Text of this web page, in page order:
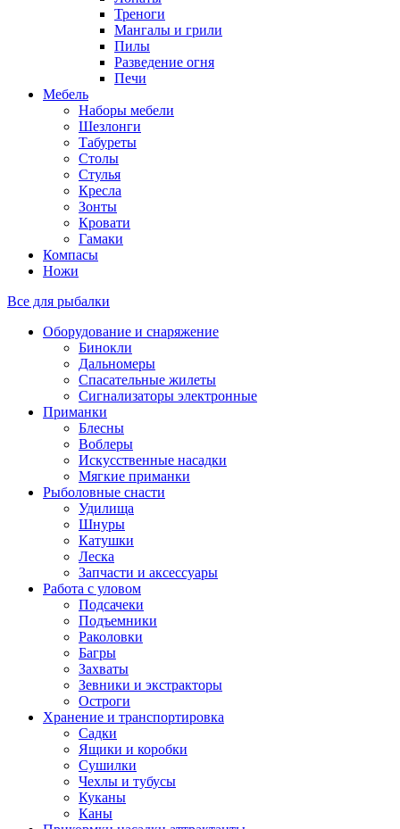
Треноги
Мангалы и грили
Пилы
Разведение огня
Печи
Мебель
Наборы мебели
Шезлонги
Табуреты
Столы
Стулья
Кресла
Зонты
Кровати
Гамаки
Компасы
Ножи
Все для рыбалки
Оборудование и снаряжение
Бинокли
Дальномеры
Спасательные жилеты
Сигнализаторы электронные
Приманки
Блесны
Воблеры
Искусственные насадки
Мягкие приманки
Рыболовные снасти
Удилища
Шнуры
Катушки
Леска
Запчасти и аксессуары
Работа с уловом
Подсачеки
Подъемники
Раколовки
Багры
Захваты
Зевники и экстракторы
Остроги
Хранение и транспортировка
Садки
Ящики и коробки
Сушилки
Чехлы и тубусы
Куканы
Каны